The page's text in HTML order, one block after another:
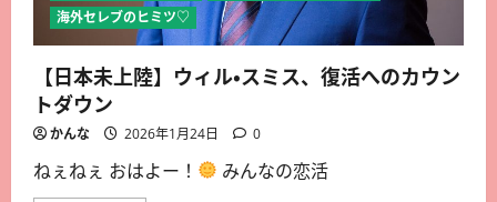
海外セレブのヒミツ♡
【日本未上陸】ウィル・スミス、復活へのカウン
トダウン
かんな 2026年1月24日 0
ねぇねぇ おはよー！ みんなの恋活